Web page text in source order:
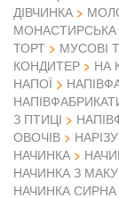
ДІВЧИНКА
МОНАСТИРСЬКА
ТОРТ
МУСОВІ
КОНДИТЕР
НА
НАПОЇ
З ПТИЦІ
ОВОЧІВ
НАЧИНКА
НАЧИНКА З МАКУ
НАЧИНКА СИРНА